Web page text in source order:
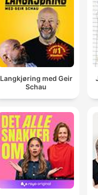
Langkjøring med Geir
Schau